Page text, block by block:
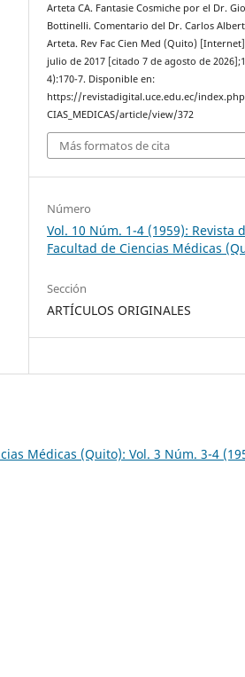
Arteta CA. Fantasie Cosmiche por el Dr.
Bottinelli. Comentario del Dr. Carlos
Arteta. Rev Fac Cien Med (Quito)
julio de 2017 [citado 7 de agosto de
4):170-7. Disponible en:
https://revistadigital.uce.edu.ec/
CIAS_MEDICAS/article/view/372
Más formatos de cita
Número
Vol. 10 Núm. 1-4 (1959): Revista
Facultad de Ciencias Médicas
Sección
ARTÍCULOS ORIGINALES
Médicas (Quito): Vol. 3 Núm. 3-4